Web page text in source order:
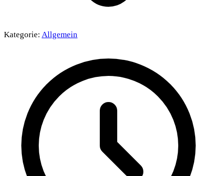
Kategorie: Allgemein